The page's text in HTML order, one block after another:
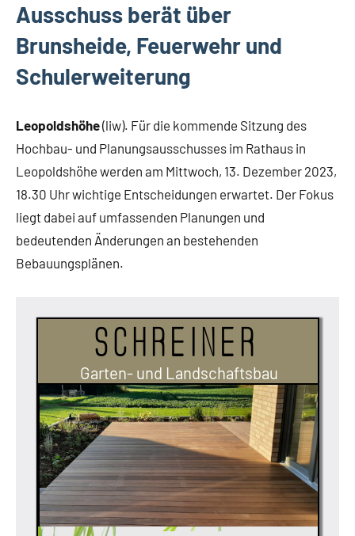
Ausschuss berät über
Brunsheide, Feuerwehr und
Schulerweiterung
Leopoldshöhe(liw). Für die kommende Sitzung des
Hochbau- und Planungsausschusses im Rathaus in
Leopoldshöhe werden am Mittwoch, 13. Dezember 2023,
18.30 Uhr wichtige Entscheidungen erwartet. Der Fokus
liegt dabei auf umfassenden Planungen und
bedeutenden Änderungen an bestehenden
Bebauungsplänen.
Schreiner
Garten- und Landschaftsbau